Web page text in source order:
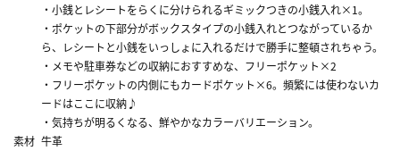
・小銭とレシートをらくに分けられるギミックつきの小銭入れ×1。
・ポケットの下部分がボックスタイプの小銭入れとつながっているか
ら、レシートと小銭をいっしょに入れるだけで勝手に整頓されちゃう。
・メモや駐車券などの収納におすすめな、フリーポケット×2
・フリーポケットの内側にもカードポケット×6。頻繁には使わないカ
ードはここに収納♪
・気持ちが明るくなる、鮮やかなカラーバリエーション。
素材 牛革